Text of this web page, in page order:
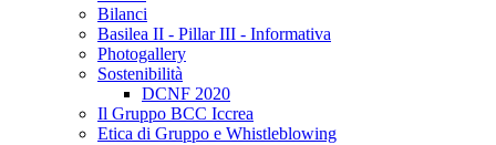
Bilanci
Basilea II - Pillar III - Informativa
Photogallery
Sostenibilità
DCNF 2020
Il Gruppo BCC Iccrea
Etica di Gruppo e Whistleblowing